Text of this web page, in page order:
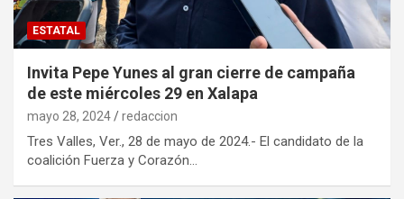
ESTATAL
Invita Pepe Yunes al gran cierre de campaña
de este miércoles 29 en Xalapa
mayo 28, 2024 redaccion
Tres Valles, Ver., 28 de mayo de 2024.- El candidato de la
coalición Fuerza y Corazón…